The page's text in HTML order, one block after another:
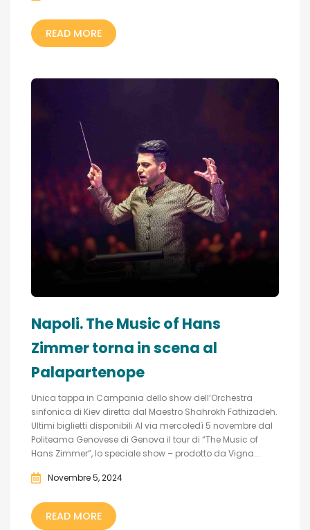
READ MORE
Napoli. The Music of Hans
Zimmer torna in scena al
Palapartenope
Unica tappa in Campania dello show dell’Orchestra
sinfonica di Kiev diretta dal Maestro Shahrokh Fathizadeh.
Ultimi biglietti disponibili Al via mercoledì 5 novembre dal
Politeama Genovese di Genova il tour di “The Music of
Hans Zimmer”, lo speciale show – prodotto da Vigna...
Novembre 5, 2024
READ MORE